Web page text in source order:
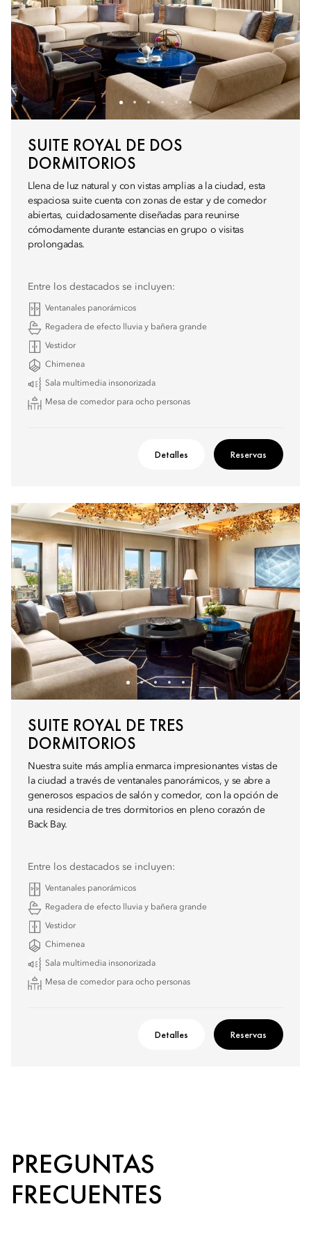
SUITE ROYAL DE DOS
DORMITORIOS
Llena de luz natural y con vistas amplias a la ciudad, esta
espaciosa suite cuenta con zonas de estar y de comedor
abiertas, cuidadosamente diseñadas para reunirse
cómodamente durante estancias en grupo o visitas
prolongadas.
Entre los destacados se incluyen:
Ventanales panorámicos
Regadera de efecto lluvia y bañera grande
Vestidor
Chimenea
Sala multimedia insonorizada
Mesa de comedor para ocho personas
Detalles Reservas
SUITE ROYAL DE TRES
DORMITORIOS
Nuestra suite más amplia enmarca impresionantes vistas de
la ciudad a través de ventanales panorámicos, y se abre a
generosos espacios de salón y comedor, con la opción de
una residencia de tres dormitorios en pleno corazón de
Back Bay.
Entre los destacados se incluyen:
Ventanales panorámicos
Regadera de efecto lluvia y bañera grande
Vestidor
Chimenea
Sala multimedia insonorizada
Mesa de comedor para ocho personas
Detalles Reservas
PREGUNTAS
FRECUENTES